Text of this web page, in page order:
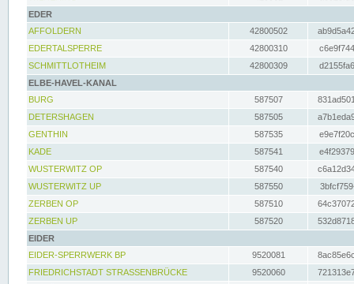
EDER
AFFOLDERN
42800502
EDERTALSPERRE
42800310
SCHMITTLOTHEIM
42800309
ELBE-HAVEL-KANAL
BURG
587507
DETERSHAGEN
587505
GENTHIN
587535
KADE
587541
WUSTERWITZ OP
587540
WUSTERWITZ UP
587550
ZERBEN OP
587510
ZERBEN UP
587520
EIDER
EIDER-SPERRWERK BP
9520081
FRIEDRICHSTADT STRASSENBRÜCKE
9520060